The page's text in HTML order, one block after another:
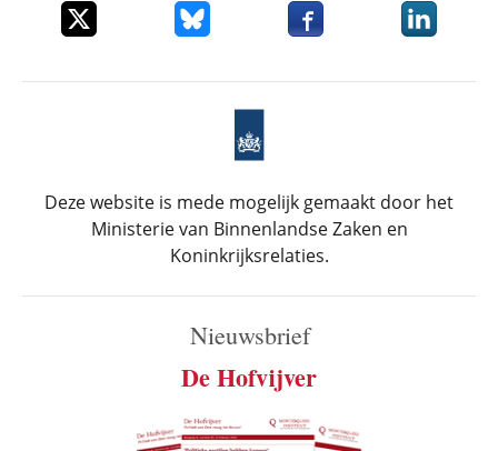
Deel dit item op XDeel dit item op Bluesky
Deel dit item opDeel dit
Deze website is mede mogelijk gemaakt door het
Ministerie van Binnenlandse Zaken en
Koninkrijksrelaties.
Nieuwsbrief
De Hofvijver